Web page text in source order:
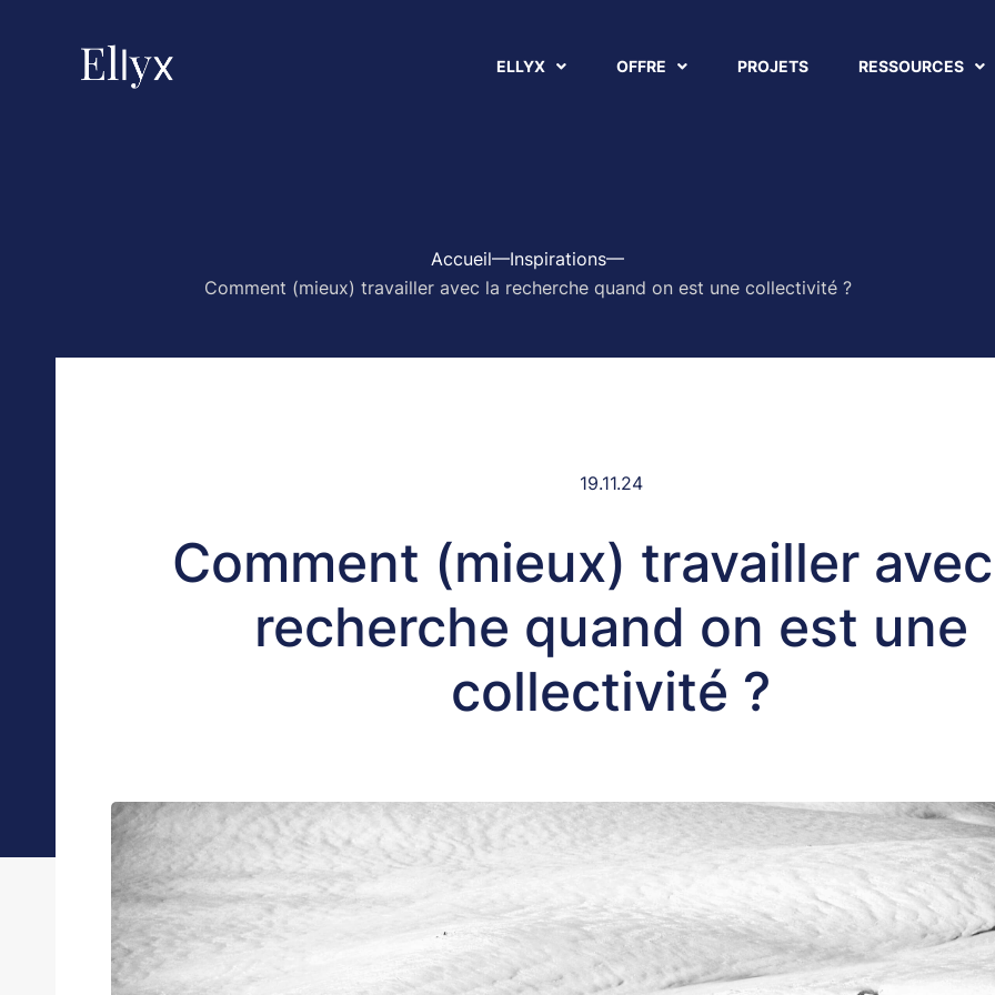
ELLYX OFFRE PROJETS RESSOURCES
Accueil
Inspirations
Comment (mieux) travailler avec la recherche quand on est une collectivité ?
19.11.24
Comment (mieux) travailler
recherche quand on est une
collectivité ?